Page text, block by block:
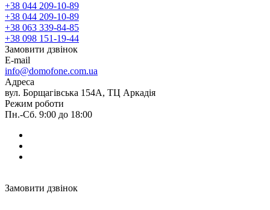
+38 044 209-10-89
+38 044 209-10-89
+38 063 339-84-85
+38 098 151-19-44
Замовити дзвінок
E-mail
info@domofone.com.ua
Адреса
вул. Борщагівська 154А, ТЦ Аркадія
Режим роботи
Пн.-Сб. 9:00 до 18:00
Замовити дзвінок